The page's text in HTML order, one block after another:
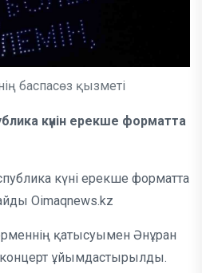
баспасөз қызметі
күнін ерекше форматта
күні ерекше форматта
Oimaqnews.kz
қатысуымен Әнұран
ұйымдастырылды.